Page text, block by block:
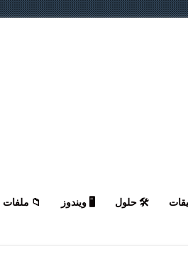
🛠️ حلول 🖥️ ويندوز 📁 ملفات